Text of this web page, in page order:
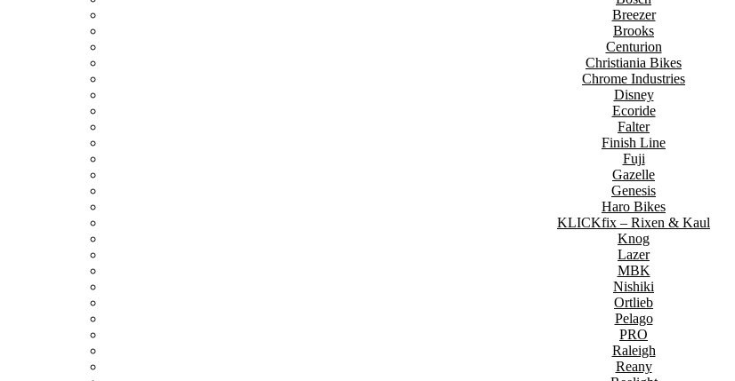
Breezer
Brooks
Centurion
Christiania Bikes
Chrome Industries
Disney
Ecoride
Falter
Finish Line
Fuji
Gazelle
Genesis
Haro Bikes
KLICKfix – Rixen & Kaul
Knog
Lazer
MBK
Nishiki
Ortlieb
Pelago
PRO
Raleigh
Reany